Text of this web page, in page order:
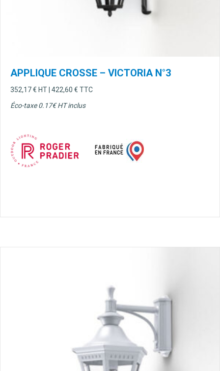
APPLIQUE CROSSE – VICTORIA N°3
352,17€ HT | 422,60 € TTC
Éco-taxe 0.17€ HT inclus